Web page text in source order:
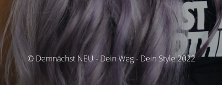
© Demnächst NEU - Dein Weg - Dein Style 2022